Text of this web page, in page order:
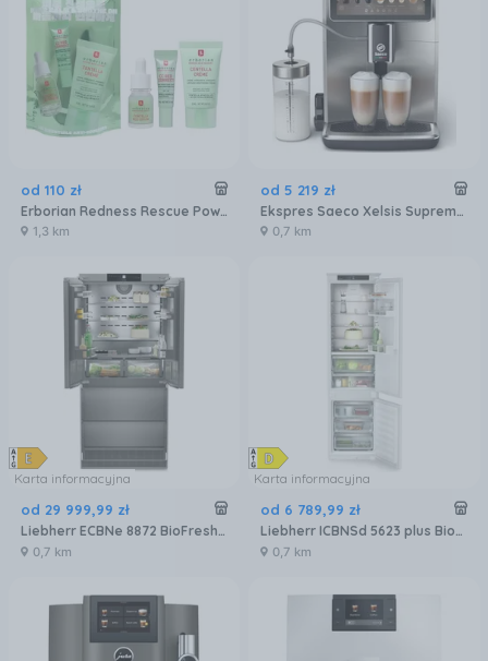
od 110 zł
Erborian Redness Rescue Power Kit Zestaw Do Pielęgnacji Twarzy
1,3 km
od 5 219 zł
Ekspres Saeco Xelsis Suprema SM8885/00 Metalowy
0,7 km
Karta informacyjna
od 29 999,99 zł
Liebherr ECBNe 8872 BioFresh NoFrost
0,7 km
Karta informacyjna
od 6 789,99 zł
Liebherr ICBNSd 5623 plus BioFresh NoFrost
0,7 km